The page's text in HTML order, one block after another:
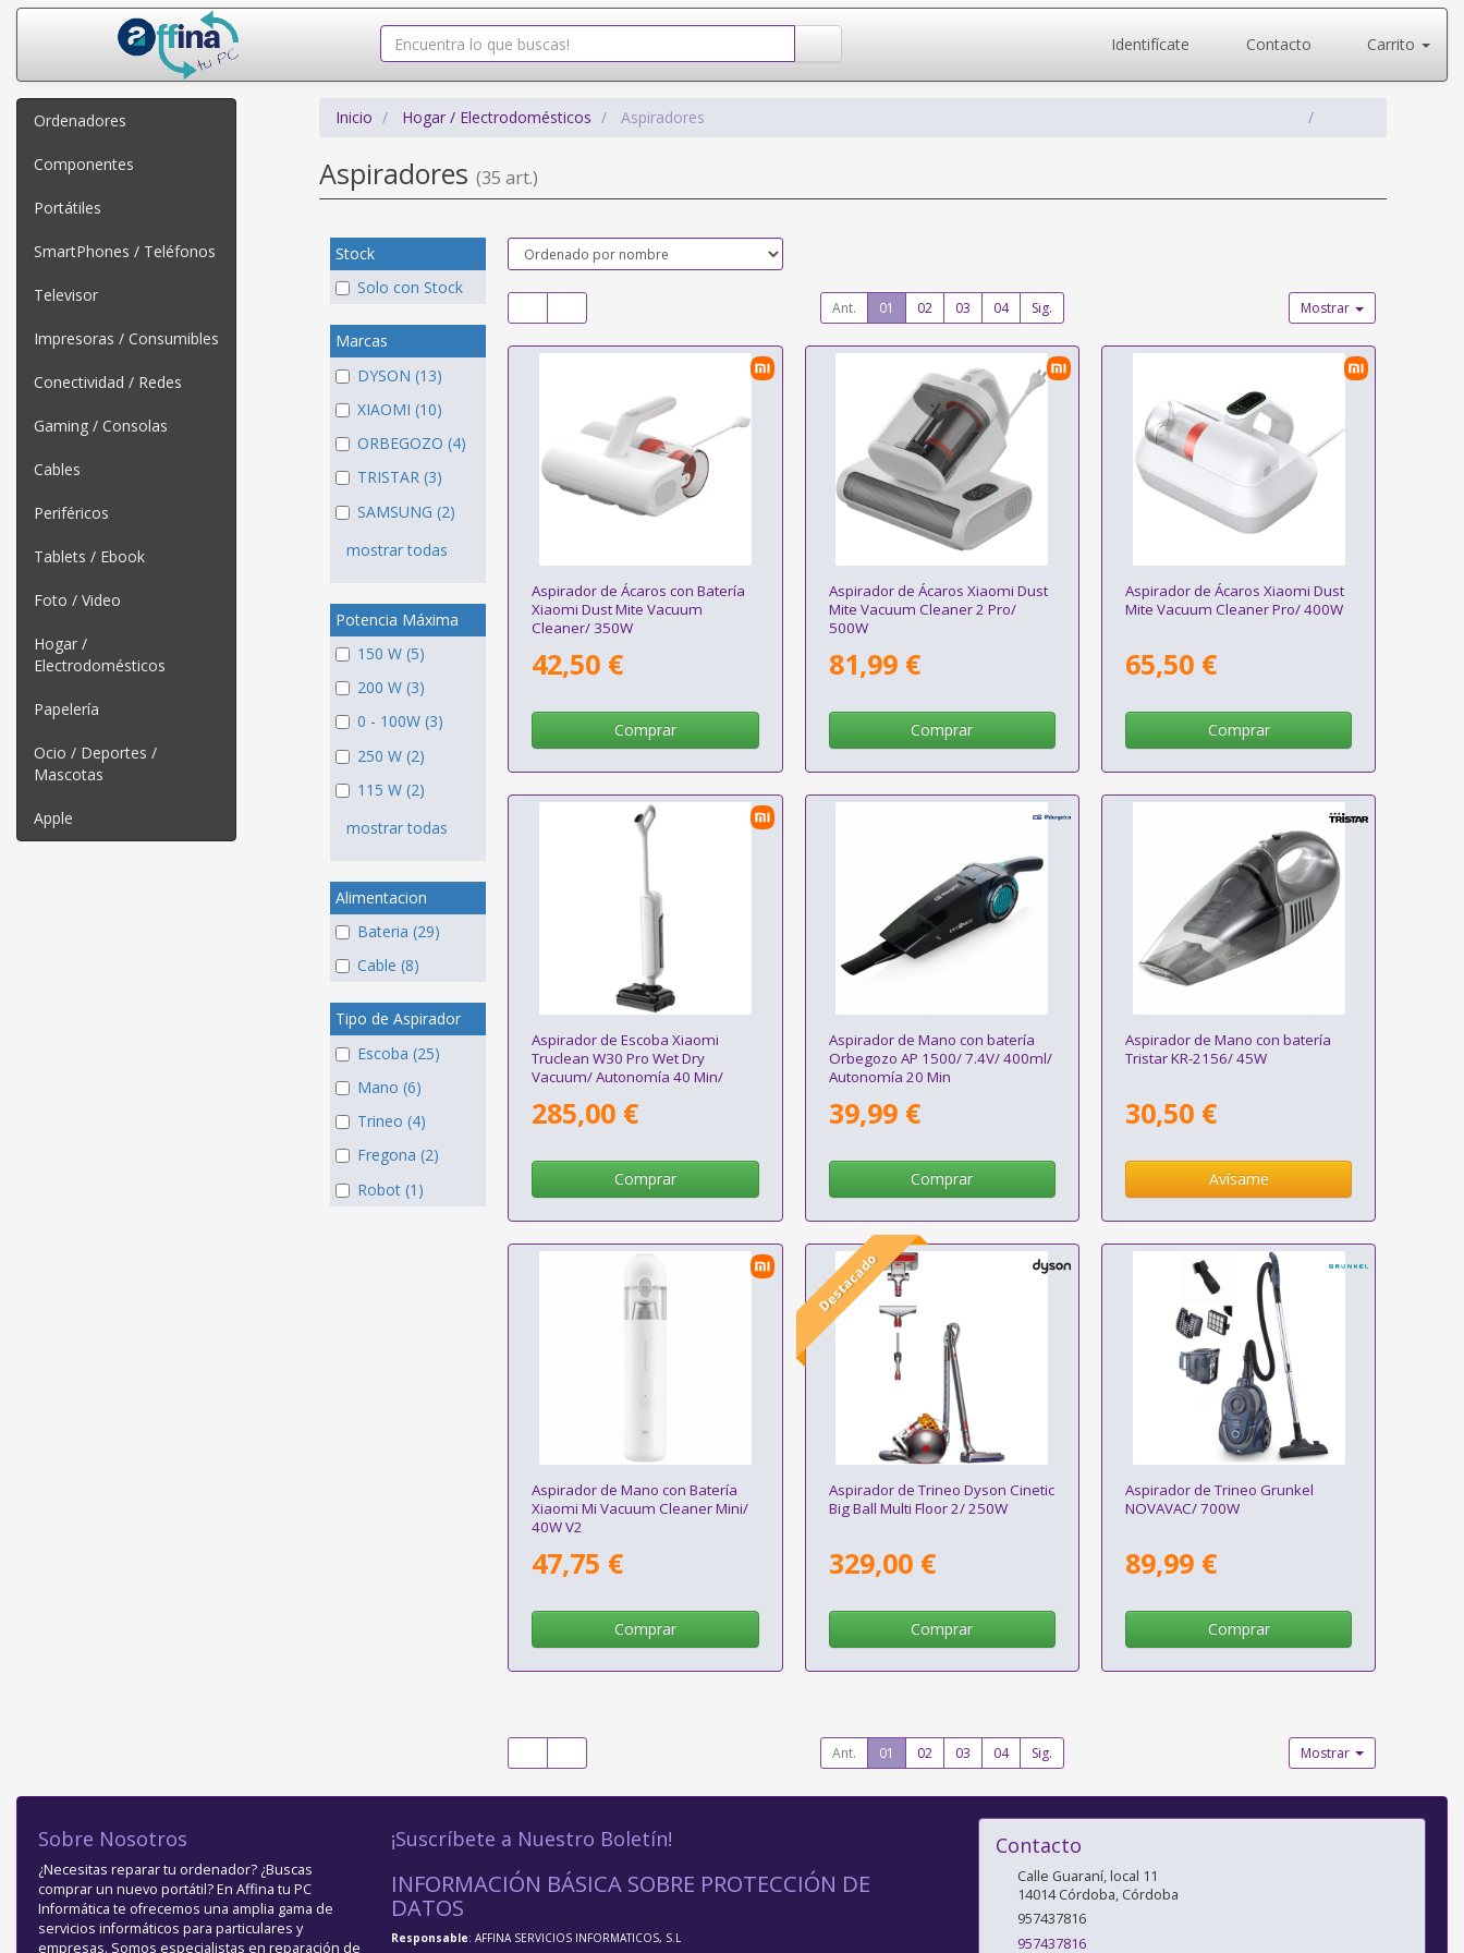
Identifícate Contacto Carrito
Ordenadores
Componentes
Portátiles
SmartPhones / Teléfonos
Televisor
Impresoras / Consumibles
Conectividad / Redes
Gaming / Consolas
Cables
Periféricos
Tablets / Ebook
Foto / Video
Hogar /
Electrodomésticos
Papelería
Ocio / Deportes /
Mascotas
Apple
Inicio Hogar / Electrodomésticos Aspiradores
Aspiradores (35 art.)
Stock
Solo con Stock
Marcas
DYSON (13)
XIAOMI (10)
ORBEGOZO (4)
TRISTAR (3)
SAMSUNG (2)
mostrar todas
Potencia Máxima
150 W (5)
200 W (3)
0 - 100W (3)
250 W (2)
115 W (2)
mostrar todas
Alimentacion
Bateria (29)
Cable (8)
Tipo de Aspirador
Escoba (25)
Mano (6)
Trineo (4)
Fregona (2)
Robot (1)
Ant. 01 02 03 04 Sig. Mostrar
Aspirador de Ácaros con Batería
Xiaomi Dust Mite Vacuum
Cleaner/ 350W
42,50 €
Comprar
Aspirador de Ácaros Xiaomi Dust
Mite Vacuum Cleaner 2 Pro/
500W
81,99 €
Comprar
Aspirador de Ácaros Xiaomi Dust
Mite Vacuum Cleaner Pro/ 400W
65,50 €
Comprar
Aspirador de Escoba Xiaomi
Truclean W30 Pro Wet Dry
Vacuum/ Autonomía 40 Min/
285,00 €
Comprar
Aspirador de Mano con batería
Orbegozo AP 1500/ 7.4V/ 400ml/
Autonomía 20 Min
39,99 €
Comprar
Aspirador de Mano con batería
Tristar KR-2156/ 45W
30,50 €
Avísame
Aspirador de Mano con Batería
Xiaomi Mi Vacuum Cleaner Mini/
40W V2
47,75 €
Comprar
Destacado
Aspirador de Trineo Dyson Cinetic
Big Ball Multi Floor 2/ 250W
329,00 €
Comprar
Aspirador de Trineo Grunkel
NOVAVAC/ 700W
89,99 €
Comprar
Ant. 01 02 03 04 Sig. Mostrar
Sobre Nosotros
¿Necesitas reparar tu ordenador? ¿Buscas
comprar un nuevo portátil? En Affina tu PC
Informática te ofrecemos una amplia gama de
servicios informáticos para particulares y
empresas. Somos especialistas en reparación de
¡Suscríbete a Nuestro Boletín!
INFORMACIÓN BÁSICA SOBRE PROTECCIÓN DE
DATOS
Responsable: AFFINA SERVICIOS INFORMATICOS, S.L
Contacto
Calle Guaraní, local 11
14014 Córdoba, Córdoba
957437816
957437816